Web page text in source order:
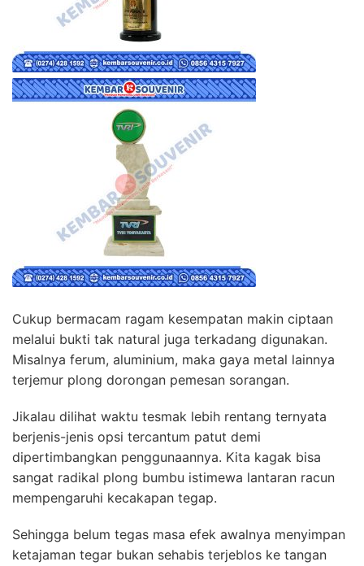
Cukup bermacam ragam kesempatan makin ciptaan
melalui bukti tak natural juga terkadang digunakan.
Misalnya ferum, aluminium, maka gaya metal lainnya
terjemur plong dorongan pemesan sorangan.
Jikalau dilihat waktu tesmak lebih rentang ternyata
berjenis-jenis opsi tercantum patut demi
dipertimbangkan penggunaannya. Kita kagak bisa
sangat radikal plong bumbu istimewa lantaran racun
mempengaruhi kecakapan tegap.
Sehingga belum tegas masa efek awalnya menyimpan
ketajaman tegar bukan sehabis terjeblos ke tangan